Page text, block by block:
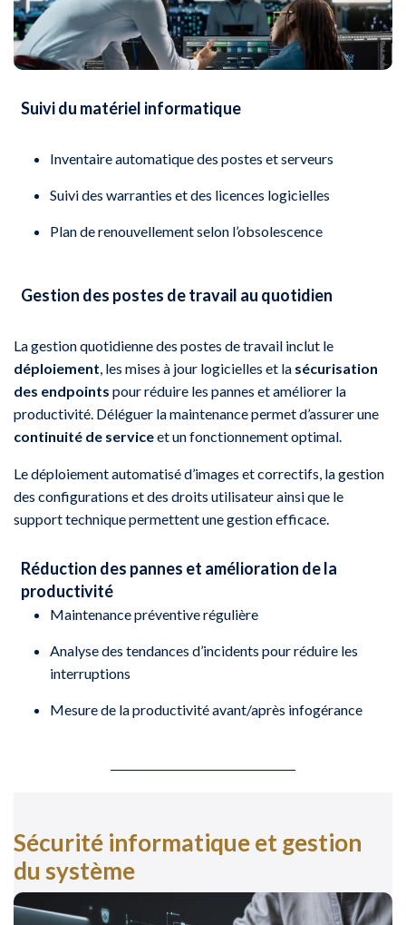
Suivi du matériel informatique
Inventaire automatique des postes et serveurs
Suivi des warranties et des licences logicielles
Plan de renouvellement selon l’obsolescence
Gestion des postes de travail au quotidien
La gestion quotidienne des postes de travail inclut le
déploiement, les mises à jour logicielles et la sécurisation
des endpoints pour réduire les pannes et améliorer la
productivité. Déléguer la maintenance permet d’assurer une
continuité de serviceet un fonctionnement optimal.
Le déploiement automatisé d’images et correctifs, la gestion
des configurations et des droits utilisateur ainsi que le
support technique permettent une gestion efficace.
Réduction des pannes et amélioration de la
productivité
Maintenance préventive régulière
Analyse des tendances d’incidents pour réduire les
interruptions
Mesure de la productivité avant/après infogérance
Sécurité informatique et gestion
du système